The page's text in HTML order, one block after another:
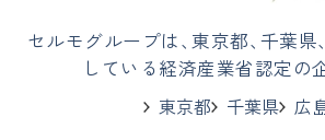
セルモグループは、東京都、 千葉県、
している経済産業省認定の
東京都
千葉県 広